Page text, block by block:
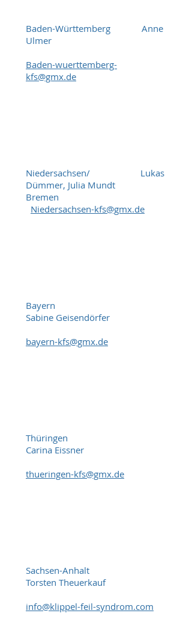
Baden-Württemberg Anne
Ulmer
Baden-wuerttemberg-
kfs@gmx.de
Niedersachsen/ Lukas
Dümmer, Julia Mundt
Bremen
Niedersachsen-kfs@gmx.de
Bayern
Sabine Geisendörfer
bayern-kfs@gmx.de
Thüringen
Carina Eissner
thueringen-kfs@gmx.de
Sachsen-Anhalt
Torsten Theuerkauf
info@klippel-feil-syndrom.com